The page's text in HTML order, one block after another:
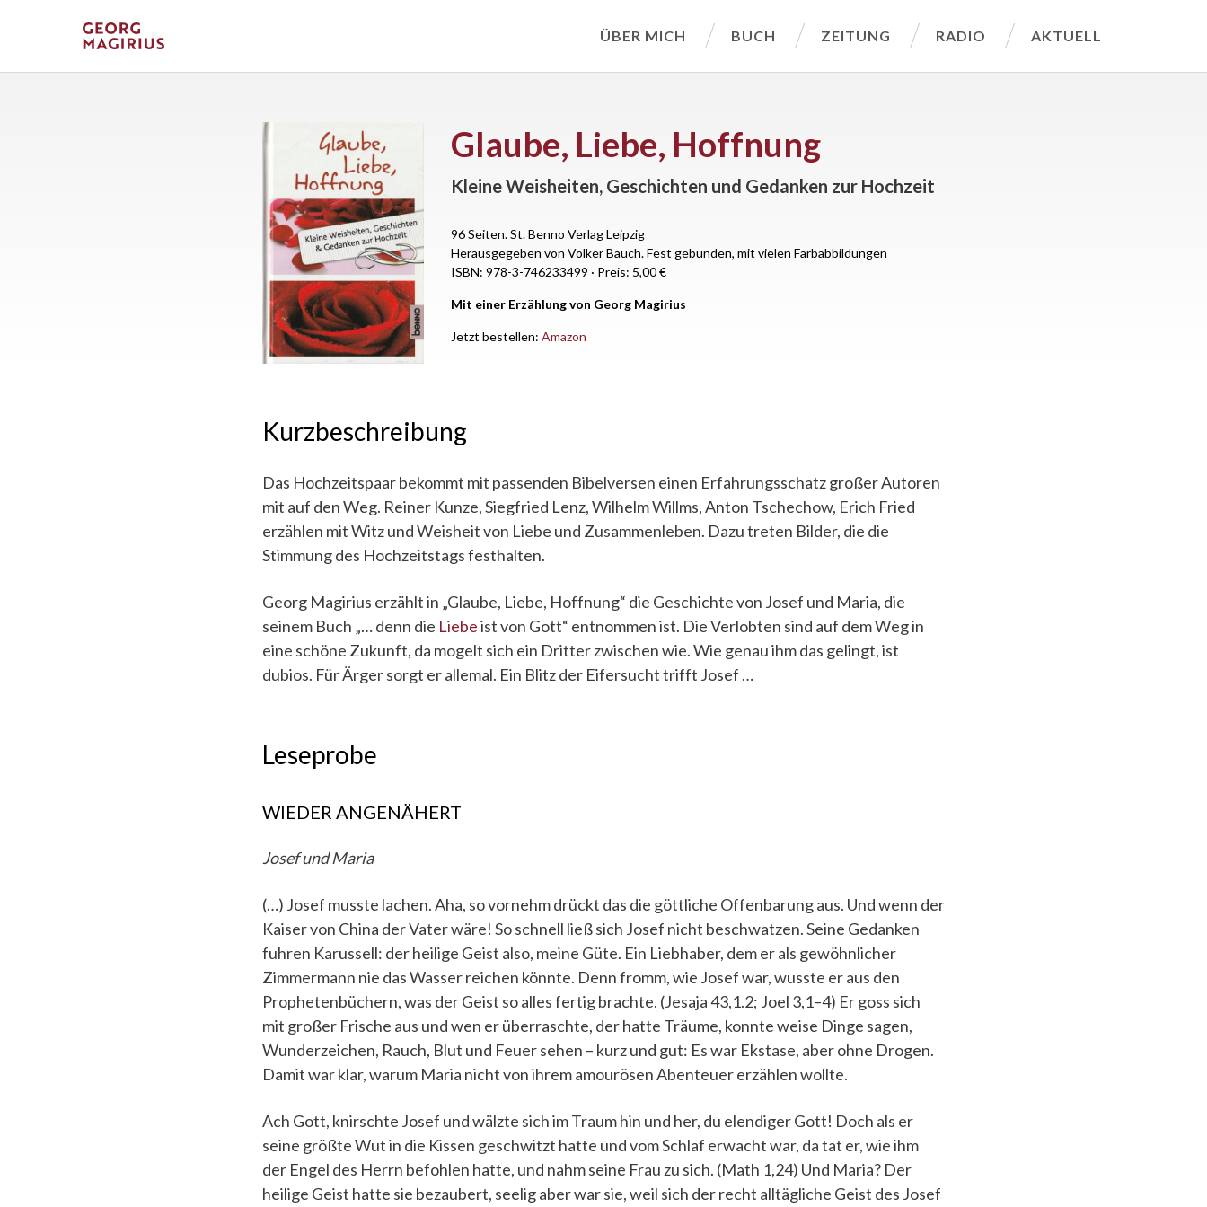
ÜBER MICH BUCH ZEITUNG RADIO AKTUELL
Glaube, Liebe, Hoffnung
Kleine Weisheiten, Geschichten und Gedanken zur Hochzeit
96 Seiten.St. Benno Verlag Leipzig
Herausgegeben von Volker Bauch. Fest gebunden, mit vielen Farbabbildungen
ISBN: 978-3-746233499 · Preis: 5,00 €
Mit einer Erzählung von Georg Magirius
Jetzt bestellen: Amazon
Kurzbeschreibung
Das Hochzeitspaar bekommt mit passenden Bibelversen einen Erfahrungsschatz großer Autoren
mit auf den Weg. Reiner Kunze, Siegfried Lenz, Wilhelm Willms, Anton Tschechow, Erich Fried
erzählen mit Witz und Weisheit von Liebe und Zusammenleben. Dazu treten Bilder, die die
Stimmung des Hochzeitstags festhalten.
Georg Magirius erzählt in „Glaube, Liebe, Hoffnung“ die Geschichte von Josef und Maria, die
seinem Buch „… denn die Liebeist von Gott“ entnommen ist. Die Verlobten sind auf dem Weg in
eine schöne Zukunft, da mogelt sich ein Dritter zwischen wie. Wie genau ihm das gelingt, ist
dubios. Für Ärger sorgt er allemal. Ein Blitz der Eifersucht trifft Josef …
Leseprobe
WIEDER ANGENÄHERT
Josef und Maria
(…) Josef musste lachen. Aha, so vornehm drückt das die göttliche Offenbarung aus. Und wenn der
Kaiser von China der Vater wäre! So schnell ließ sich Josef nicht beschwatzen. Seine Gedanken
fuhren Karussell: der heilige Geist also, meine Güte. Ein Liebhaber, dem er als gewöhnlicher
Zimmermann nie das Wasser reichen könnte. Denn fromm, wie Josef war, wusste er aus den
Prophetenbüchern, was der Geist so alles fertig brachte. (Jesaja 43,1.2; Joel 3,1–4) Er goss sich
mit großer Frische aus und wen er überraschte, der hatte Träume, konnte weise Dinge sagen,
Wunderzeichen, Rauch, Blut und Feuer sehen – kurz und gut: Es war Ekstase, aber ohne Drogen.
Damit war klar, warum Maria nicht von ihrem amourösen Abenteuer erzählen wollte.
Ach Gott, knirschte Josef und wälzte sich im Traum hin und her, du elendiger Gott! Doch als er
seine größte Wut in die Kissen geschwitzt hatte und vom Schlaf erwacht war, da tat er, wie ihm
der Engel des Herrn befohlen hatte, und nahm seine Frau zu sich. (Math 1,24) Und Maria? Der
heilige Geist hatte sie bezaubert, seelig aber war sie, weil sich der recht alltägliche Geist des Josef